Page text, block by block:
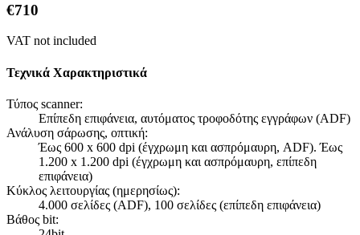
€710
VAT not included
Τεχνικά Χαρακτηριστικά
Τύπος scanner:
Επίπεδη επιφάνεια, αυτόματος τροφοδότης εγγράφων (ADF)
Ανάλυση σάρωσης, οπτική:
Έως 600 x 600 dpi (έγχρωμη και ασπρόμαυρη, ADF). Έως
1.200 x 1.200 dpi (έγχρωμη και ασπρόμαυρη, επίπεδη
επιφάνεια)
Κύκλος λειτουργίας (ημερησίως):
4.000 σελίδες (ADF), 100 σελίδες (επίπεδη επιφάνεια)
Βάθος bit: